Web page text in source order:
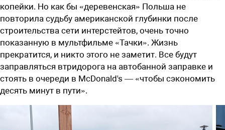
копейки. Но как бы «деревенская» Польша не
повторила судьбу американской глубинки после
строительства сети интерстейтов, очень точно
показанную в мультфильме «Тачки». Жизнь
прекратится, и никто этого не заметит. Все будут
заправляться втридорога на автобанной заправке и
стоять в очереди в McDonald's — «чтобы сэкономить
десять минут в пути».